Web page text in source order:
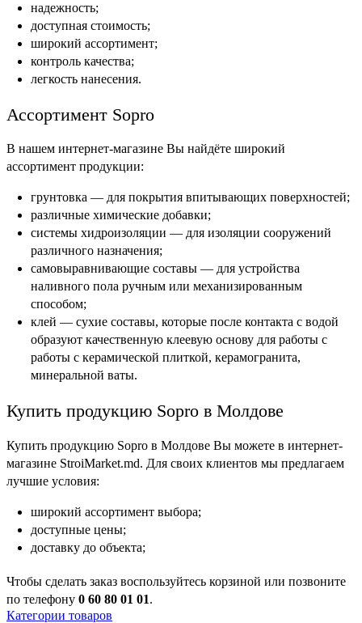
надежность;
доступная стоимость;
широкий ассортимент;
контроль качества;
легкость нанесения.
Ассортимент Sopro
В нашем интернет-магазине Вы найдёте широкий
ассортимент продукции:
грунтовка — для покрытия впитывающих поверхностей;
различные химические добавки;
системы хидроизоляции — для изоляции сооружений
различного назначения;
самовыравнивающие составы — для устройства
наливного пола ручным или механизированным
способом;
клей — сухие составы, которые после контакта с водой
образуют качественную клеевую основу для работы с
работы с керамической плиткой, керамогранита,
минеральной ваты.
Купить продукцию Sopro в Молдове
Купить продукцию Sopro в Молдове Вы можете в интернет-
магазине StroiMarket.md. Для своих клиентов мы предлагаем
лучшие условия:
широкий ассортимент выбора;
доступные цены;
доставку до объекта;
Чтобы сделать заказ воспользуйтесь корзиной или позвоните
по телефону 0 60 80 01 01.
Категории товаров